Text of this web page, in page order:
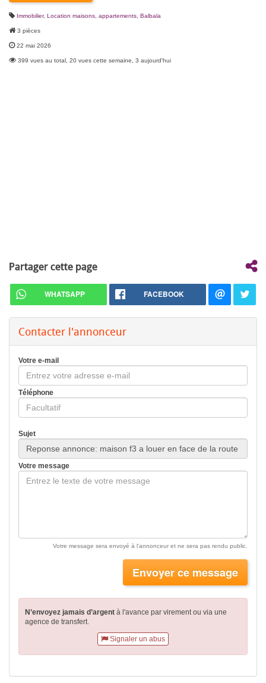
Immobilier, Location maisons, appartements Balbala
3 pièces
22 mai 2026
399 vues au total, 20 vues cette semaine, 3 aujourd'hui
Partager cette page
WHATSAPP FACEBOOK
Contacter l'annonceur
Votre e-mail
Téléphone
Sujet
Votre message
Votre message sera envoyé à l'annonceur et ne sera pas rendu public.
Envoyer ce message
N’envoyez jamais d’argent à l'avance par virementou via une
agence de transfert.
Signaler un abus